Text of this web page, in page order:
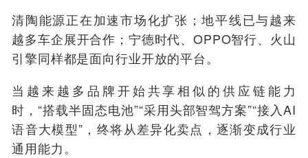
清陶能源正在加速市场化扩张；地平线已与越来
越多车企展开合作；宁德时代、OPPO智行、火山
引擎同样都是面向行业开放的平台。
当越来越多品牌开始共享相似的供应链能力
时，“搭载半固态电池”“采用头部智驾方案”“接入AI
语音大模型”，终将从差异化卖点，逐渐变成行业
通用能力。